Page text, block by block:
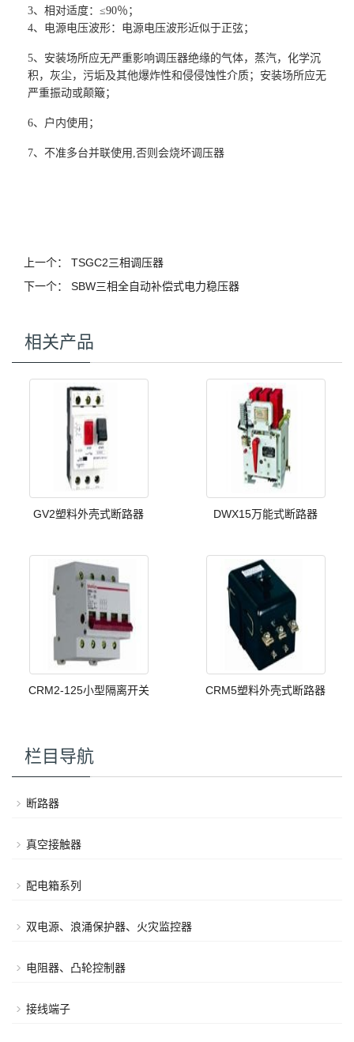
3、 相对适度：≤90％；
4、 电源电压波形：电源电压波形近似于正弦；
5、 安装场所应无严重影响调压器绝缘的气体，蒸汽，化学沉
积，灰尘，污垢及其他爆炸性和侵侵蚀性介质；安装场所应无
严重振动或颠簸；
6、 户内使用；
7、 不准多台并联使用, 否则会烧坏调压器
上一个： TSGC2三相调压器
下一个： SBW三相全自动补偿式电力稳压器
相关产品
GV2塑料外壳式断路器 DWX15万能式断路器
CRM2-125小型隔离开关 CRM5塑料外壳式断路器
栏目导航
断路器
真空接触器
配电箱系列
双电源、浪涌保护器、火灾监控器
电阻器、凸轮控制器
接线端子